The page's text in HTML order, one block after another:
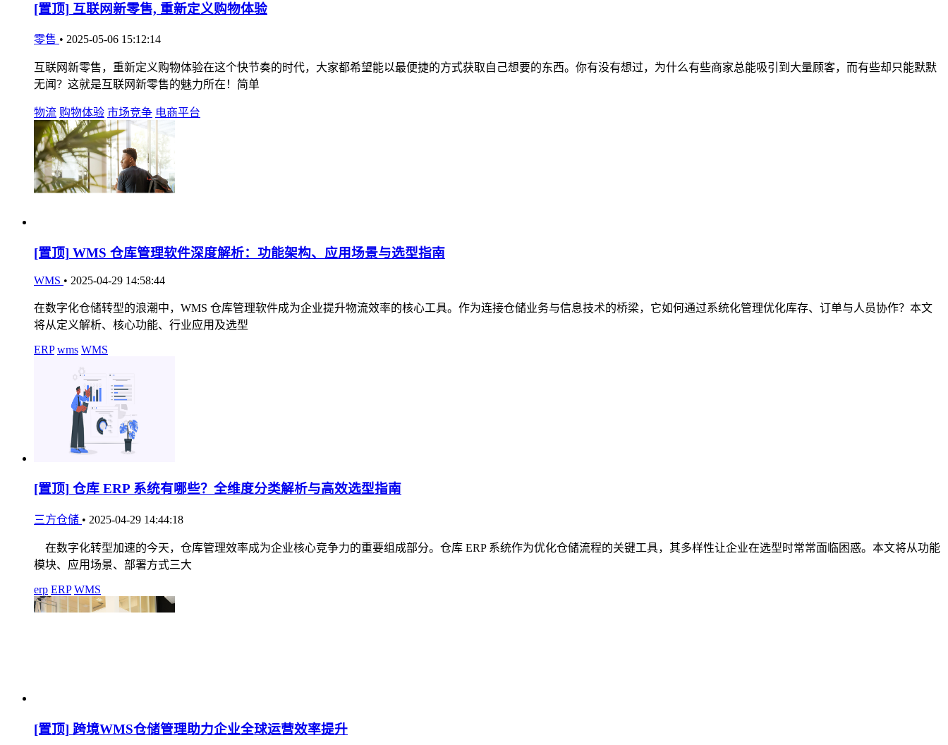
[置顶] 互联网新零售, 重新定义购物体验
零售 • 2025-05-06 15:12:14
互联网新零售，重新定义购物体验在这个快节奏的时代，大家都希望能以最便捷的方式获取自己想要的东西。你有没有想过，为什么有些商家总能吸引到大量顾客，而有些却只能默默
无闻？这就是互联网新零售的魅力所在！简单
物流 购物体验 市场竞争 电商平台
[置顶] WMS 仓库管理软件深度解析：功能架构、应用场景与选型指南
WMS • 2025-04-29 14:58:44
在数字化仓储转型的浪潮中，WMS 仓库管理软件成为企业提升物流效率的核心工具。作为连接仓储业务与信息技术的桥梁，它如何通过系统化管理优化库存、订单与人员协作？本文
将从定义解析、核心功能、行业应用及选型
ERP wms WMS
[置顶] 仓库 ERP 系统有哪些？全维度分类解析与高效选型指南
三方仓储 • 2025-04-29 14:44:18
在数字化转型加速的今天，仓库管理效率成为企业核心竞争力的重要组成部分。仓库 ERP 系统作为优化仓储流程的关键工具，其多样性让企业在选型时常常面临困惑。本文将从功能
模块、应用场景、部署方式三大
erp ERP WMS
[置顶] 跨境WMS仓储管理助力企业全球运营效率提升